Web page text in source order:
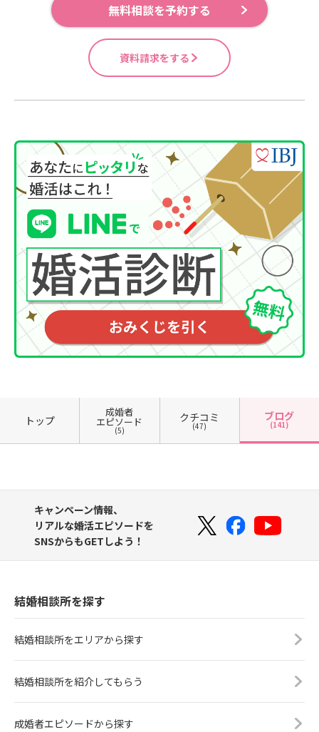
無料相談を予約する
資料請求をする
トップ
成婚者
エピソード
(5)
クチコミ
(47)
ブログ
(141)
キャンペーン情報、
リアルな婚活エピソードを
SNSからもGETしよう！
結婚相談所を探す
結婚相談所をエリアから探す
結婚相談所を紹介してもらう
成婚者エピソードから探す